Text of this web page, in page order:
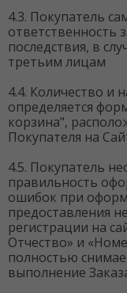
4.3. Покупатель
ответственность
последствия, в
третьим лицам
4.4. Количество и
определяется
корзина",
Покупателя на
4.5. Покупатель
правильность
ошибок при
предоставления
регистрации на
Отчество» и
полностью
выполнение